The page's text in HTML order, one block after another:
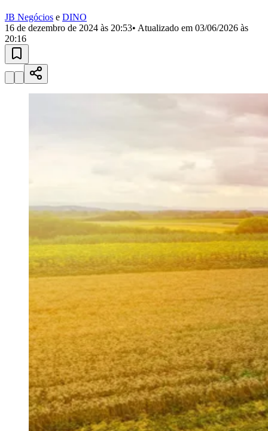
JubranBelval Bethaville
VistaCalifórniaCarapicuíbaCentroChácaras Marco Cidades da
Região
Militar
CalifórniaJardim dos Altos
Esperança
JulioJardim Líbano
MutingaJardim ParaísoJardim PaulistaJardim ReginaliceJardim São
Parque dos
Guia de Empresas
Divulgar VagasNovo
Publicidade Legal
Negócios Regionais
Turismo
Segurança Regional
Parques & Represas
Cidades da Região
Santana de ParnaíbaOsasco Carapicuíba JandiraItapeviCotiaPirapora
do Bom Jesus AraçariguamaCajamar CaieirasFranco da
RochaFrancisco Morato Taboão da SerraEmbu das Artes São Roque
Para Sua Empresa
Anuncie Regional
Guia de Empresas
Vagas na RegiãoNovo
Hub de Negócios
JB Negócios e DINO
16 de dezembro de 2024 às 20:53• Atualizado em 03/06/2026 às
20:16